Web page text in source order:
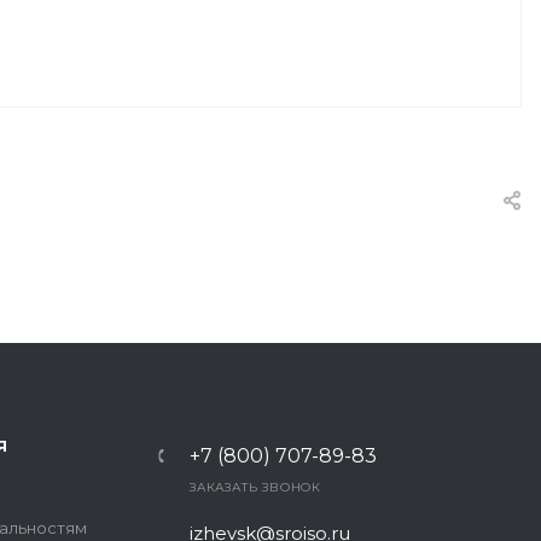
+7 (800) 707-89-83
ЗАКАЗАТЬ ЗВОНОК
izhevsk@sroiso.ru